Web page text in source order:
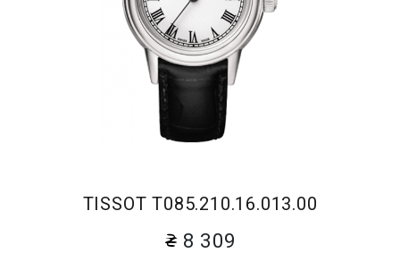
TISSOT T085.210.16.013.00
8 309